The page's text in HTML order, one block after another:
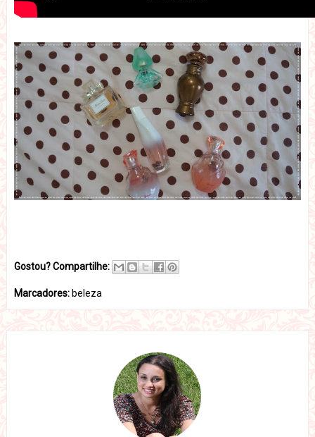
Gostou? Compartilhe:
Marcadores: beleza